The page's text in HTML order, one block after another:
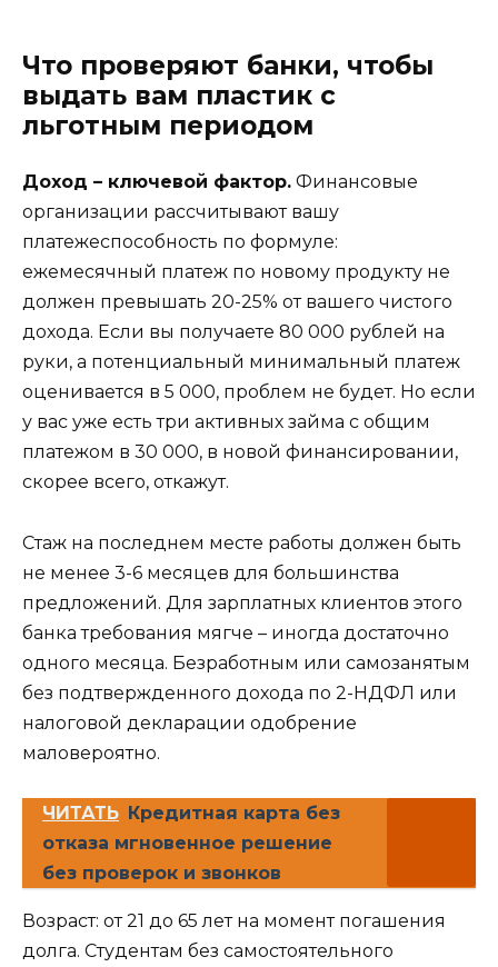
Что проверяют банки, чтобы
выдать вам пластик с
льготным периодом
Доход – ключевой фактор. Финансовые
организации рассчитывают вашу
платежеспособность по формуле:
ежемесячный платеж по новому продукту не
должен превышать 20-25% от вашего чистого
дохода. Если вы получаете 80 000 рублей на
руки, а потенциальный минимальный платеж
оценивается в 5 000, проблем не будет. Но если
у вас уже есть три активных займа с общим
платежом в 30 000, в новой финансировании,
скорее всего, откажут.
Стаж на последнем месте работы должен быть
не менее 3-6 месяцев для большинства
предложений. Для зарплатных клиентов этого
банка требования мягче – иногда достаточно
одного месяца. Безработным или самозанятым
без подтвержденного дохода по 2-НДФЛ или
налоговой декларации одобрение
маловероятно.
ЧИТАТЬ Кредитная карта без
отказа мгновенное решение
без проверок и звонков
Возраст: от 21 до 65 лет на момент погашения
долга. Студентам без самостоятельного